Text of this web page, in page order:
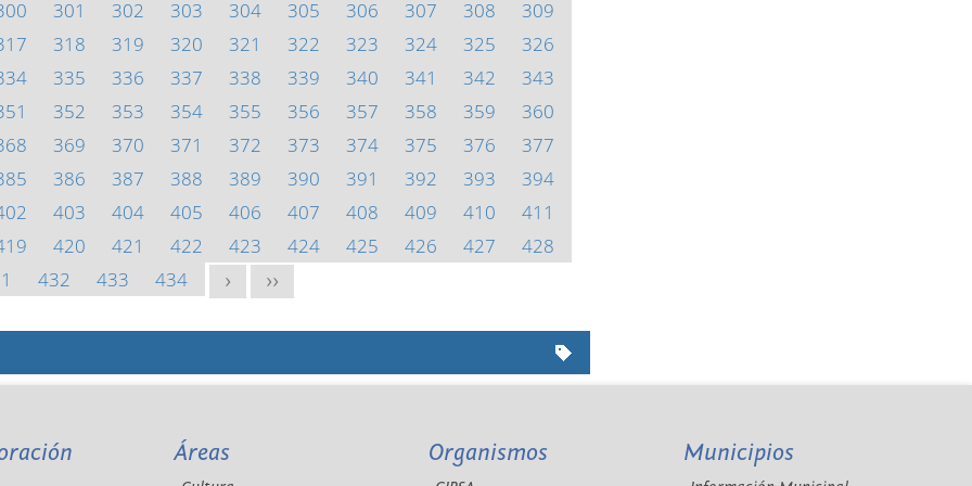
301 302 303 304 305 306 307 308
309
318 319 320 321 322 323 324 325
326
335 336 337 338 339 340 341 342
343
352 353 354 355 356 357 358 359
360
369 370 371 372 373 374 375 376
377
386 387 388 389 390 391 392 393
394
403 404 405 406 407 408 409 410
411
420 421 422 423 424 425 426 427
428
432 433 434 > >>
Áreas Organismos Municipios